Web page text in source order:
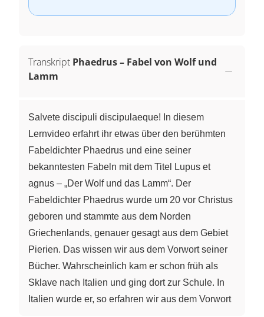
Transkript Phaedrus – Fabel von Wolf und
Lamm
Salvete discipuli discipulaeque! In diesem
Lernvideo erfahrt ihr etwas über den berühmten
Fabeldichter Phaedrus und eine seiner
bekanntesten Fabeln mit dem Titel Lupus et
agnus – „Der Wolf und das Lamm“. Der
Fabeldichter Phaedrus wurde um 20 vor Christus
geboren und stammte aus dem Norden
Griechenlands, genauer gesagt aus dem Gebiet
Pierien. Das wissen wir aus dem Vorwort seiner
Bücher. Wahrscheinlich kam er schon früh als
Sklave nach Italien und ging dort zur Schule. In
Italien wurde er, so erfahren wir aus dem Vorwort